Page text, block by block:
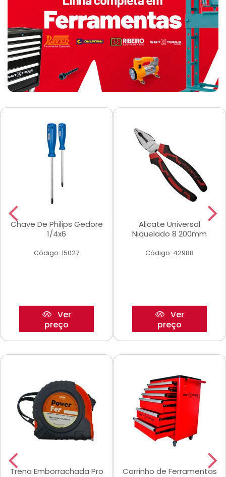
Chave De Philips Gedore
1/4x6
Código: 15027
Ver
preço
Alicate Universal
Niquelado 8 200mm
Código: 42988
Ver
preço
Trena Emborrachada Pro
Carrinho de Ferramentas